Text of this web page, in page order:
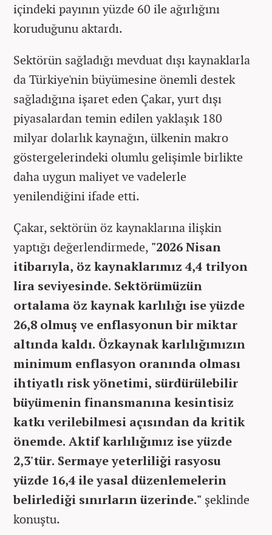
içindeki payının yüzde 60 ile ağırlığını
koruduğunu aktardı.
Sektörün sağladığı mevduat dışı kaynaklarla
da Türkiye'nin büyümesine önemli destek
sağladığına işaret eden Çakar, yurt dışı
piyasalardan temin edilen yaklaşık 180
milyar dolarlık kaynağın, ülkenin makro
göstergelerindeki olumlu gelişimle birlikte
daha uygun maliyet ve vadelerle
yenilendiğini ifade etti.
Çakar, sektörün öz kaynaklarına ilişkin
yaptığı değerlendirmede, "2026 Nisan
itibarıyla, öz kaynaklarımız 4,4 trilyon
lira seviyesinde. Sektörümüzün
ortalama öz kaynak karlılığı ise yüzde
26,8 olmuş ve enflasyonun bir miktar
altında kaldı. Özkaynak karlılığımızın
minimum enflasyon oranında olması
ihtiyatlı risk yönetimi, sürdürülebilir
büyümenin finansmanına kesintisiz
katkı verilebilmesi açısından da kritik
önemde. Aktif karlılığımız ise yüzde
2,3'tür. Sermaye yeterliliği rasyosu
yüzde 16,4 ile yasal düzenlemelerin
belirlediği sınırların üzerinde." şeklinde
konuştu.